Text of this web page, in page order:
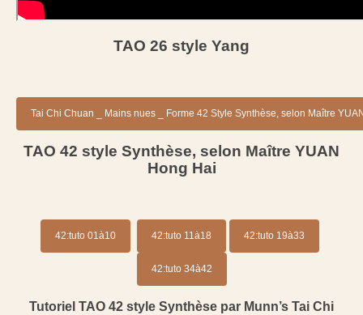
TAO 26 style Yang
Tai Chi Chuan _ Mains nues _ Forme 42 Style Synthèse, selon Maître
TAO 42 style Synthèse, selon Maître YUAN
Hong Hai
42:tuto 01à10 42:tuto 11à18 42:tuto 19à33
42:tuto 34à42
Tutoriel TAO 42 style Synthèse par Munn’s Tai Chi